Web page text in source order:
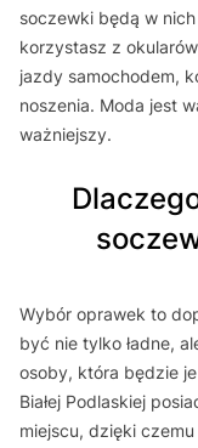
soczewki będą w
korzystasz z
jazdy samochodem,
noszenia. Moda jest
ważniejszy.
Dlaczego precyzyjny montaż
Wybór oprawek to
być nie tylko ładne,
osoby, która będzie
Białej Podlaskiej
miejscu, dzięki